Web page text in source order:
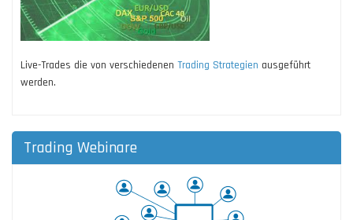
Live-Trades die von verschiedenen Trading Strategien ausgeführt
werden.
Trading Webinare